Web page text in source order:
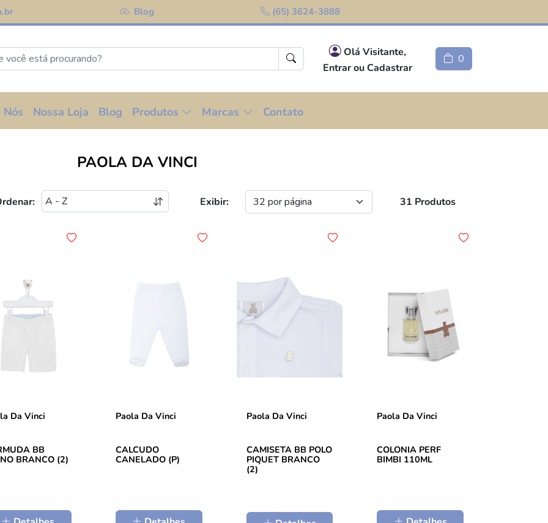
Blog (65) 3624-3888
Olá Visitante,
Entrar ou Cadastrar
0
Nós Nossa Loja Blog Produtos Marcas Contato
PAOLA DA VINCI
Exibir: 31 Produtos
Da Vinci
BB
BRANCO (2)
Paola Da Vinci
CALCUDO
CANELADO (P)
Paola Da Vinci
CAMISETA BB POLO
PIQUET BRANCO
(2)
Paola Da Vinci
COLONIA PERF
BIMBI 110ML